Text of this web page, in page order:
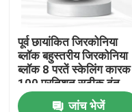
हमारे बारे में
कारखाने का दौरा
गुणवत्ता नियंत्रण
पूर्व छायांकित जिरकोनिया
ब्लॉक बहुस्तरीय जिरकोनिया
ब्लॉक 8 परतें स्केलिंग कारक
100 प्रतिशत सटीक दंत
बहाली सामग्री
जांच भेजें